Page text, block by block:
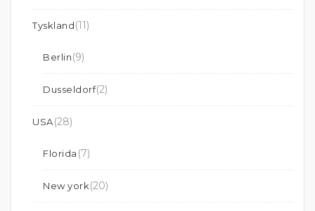
Tyskland(11)
Berlin(9)
Dusseldorf(2)
USA(28)
Florida (7)
New york(20)